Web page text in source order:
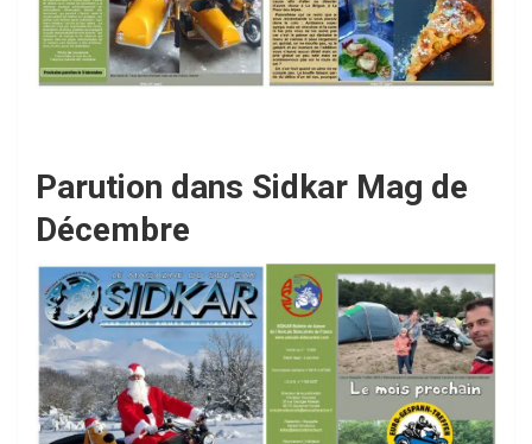
Parution dans Sidkar Mag de
Décembre